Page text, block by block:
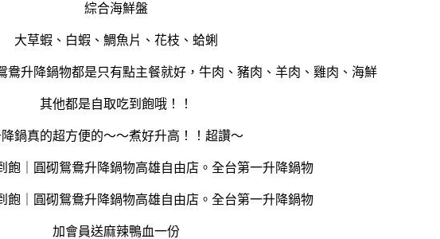
綜合海鮮盤
大草蝦、白蝦、鯛魚片、花枝、蛤蜊
鴦升降鍋物都是只有點主餐就好，牛肉、豬肉、羊肉、雞肉、海鮮
其他都是自取吃到飽哦！！
鍋真的超方便的～～煮好升高！！超讚～
加會員送麻辣鴨血一份